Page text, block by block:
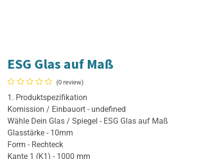
ESG Glas auf Maß
(0 review)
1. Produktspezifikation
Komission / Einbauort - undefined
Wähle Dein Glas / Spiegel - ESG Glas auf Maß
Glasstärke - 10mm
Form - Rechteck
Kante 1 (K1) - 1000 mm